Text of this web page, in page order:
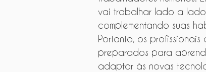
vai trabalhar lado a lado
complementando suas
Portanto, os profissionais
preparados para
adaptar às novas